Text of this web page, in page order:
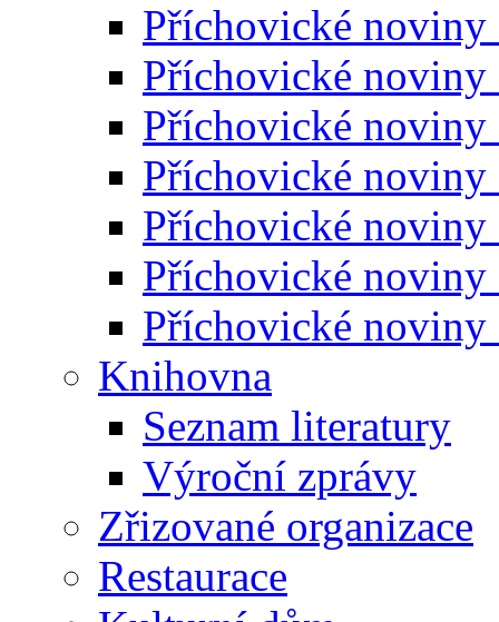
Příchovické noviny
Příchovické noviny
Příchovické noviny
Příchovické noviny
Příchovické noviny
Příchovické noviny
Příchovické noviny
Knihovna
Seznam literatury
Výroční zprávy
Zřizované organizace
Restaurace